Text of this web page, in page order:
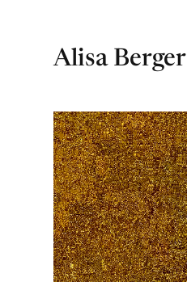
Alisa Berger